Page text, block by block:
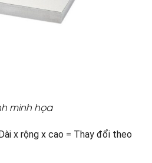
minh họa
x rộng x cao = Thay đổi theo